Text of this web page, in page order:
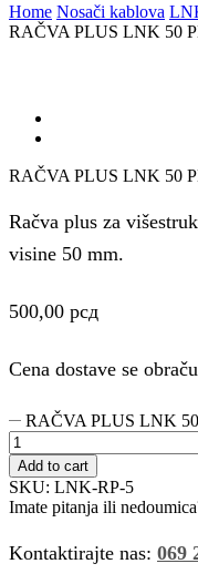
Home Nosači kablova
RAČVA PLUS LNK 50
RAČVA PLUS LNK 50
Račva plus za
visine 50 mm.
500,00 рсд
Cena dostave se
RAČVA PLUS LNK
Add to cart
SKU: LNK-RP-5
Imate pitanja ili
Kontaktirajte nas: 069